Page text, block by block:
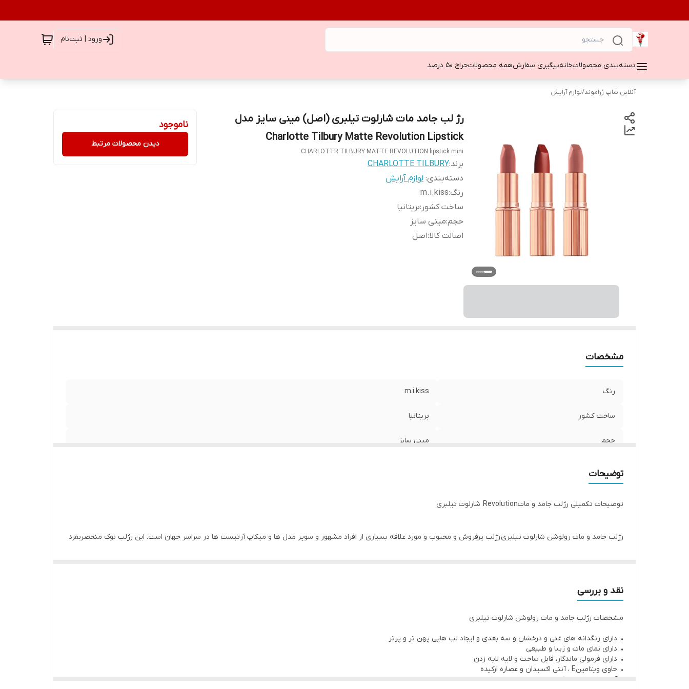
ورود | ثبت‌نام
دسته‌بندی محصولاتخانهپیگیری سفارشهمه محصولاتحراج ۵۰ درصد
آنلاین شاپ رُزاموند/لوازم آرایش
رژ لب جامد مات شارلوت تیلبری (اصل) مینی سایز مدل
Charlotte Tilbury Matte Revolution Lipstick
CHARLOTTR TILBURY MATTE REVOLUTION lipstick mini
برند:CHARLOTTE TILBURY
دسته‌بندی: لوازم آرایش
رنگ:
m.i.kiss
ساخت کشور :بریتانیا
حجم:مینی سایز
اصالت کالا:اصل
ناموجود
دیدن محصولات مرتبط
مشخصات
رنگ m.i.kiss
ساخت کشور بریتانیا
حجم مینی سایز
توضیحات
توضیحات تکمیلی رژلب جامد و ماتRevolution شارلوت تیلبری
رژلب جامد و مات رولوشن شارلوت تیلبری رژلب پرفروش و محبوب و مورد علاقه بسیاری از افراد مشهور و سوپر مدل ها و میکاپ آرتیست ها در سراسر جهان است. این رژلب نوک منحصربفرد
دهد. رژلب جامد مت رولوشن شارلت تیلبری دارای بسته بندی لوکسی بوده و برای هدیه دادن نیز مناسب است.
نقد و بررسی
مشخصات رژلب جامد و مات رولوشن شارلوت تیلبری
• دارای رنگدانه های غنی و درخشان و سه بعدی و ایجاد لب هایی پهن تر و پرتر
• دارای نمای مات و زیبا و طبیعی
• دارای فرمولی ماندگار، قابل ساخت و لایه لایه زدن
• حاوی ویتامینE ، آنتی اکسیدان و عصاره ارکیده
• آبرسانی و مرطوب کننده لب ها